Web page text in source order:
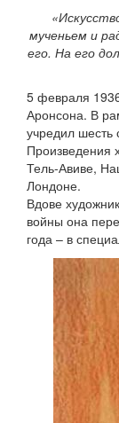
мученьем и
его. На его
5 февраля
Аронсона. В
учредил шесть
Произведения
Тель-Авиве,
Лондоне.
Вдове
войны она
года – в